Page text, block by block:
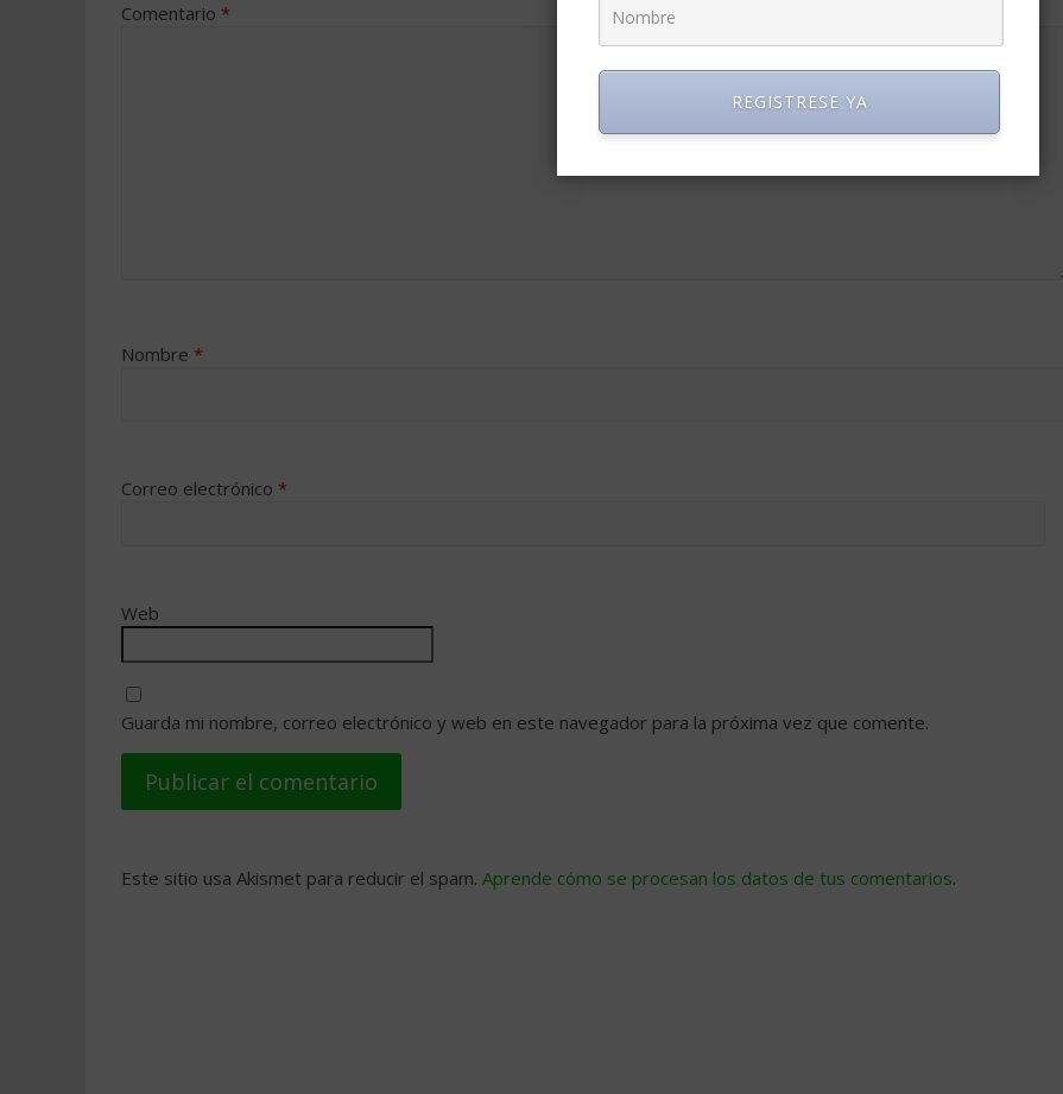
Comentario *
Nombre *
Correo electrónico *
Web
Guarda mi nombre, correo electrónico y web en este navegador para la próxima vez que comente.
Este sitio usa Akismet para reducir el spam. Aprende cómo se procesan los datos de tus comentarios.
REGISTRESE YA